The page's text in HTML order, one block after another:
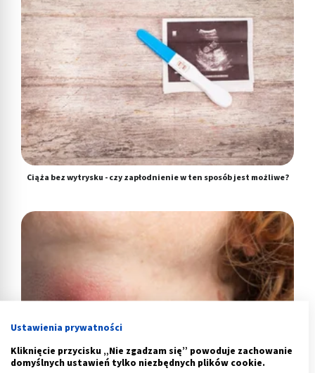
Ciąża bez wytrysku - czy zapłodnienie w ten sposób jest możliwe?
Ustawienia prywatności
Kliknięcie przycisku „Nie zgadzam się” powoduje zachowanie
domyślnych ustawień tylko niezbędnych plików cookie.